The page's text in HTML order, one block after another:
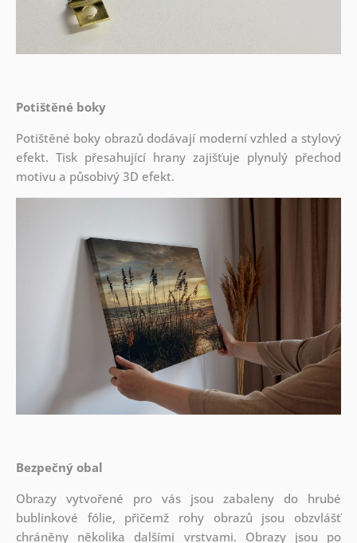
Potištěné boky
Potištěné boky obrazů dodávají moderní vzhled a stylový
efekt. Tisk přesahující hrany zajišťuje plynulý přechod
motivu a působivý 3D efekt.
Bezpečný obal
Obrazy vytvořené pro vás jsou zabaleny do hrubé
bublinkové fólie, přičemž rohy obrazů jsou obzvlášť
chráněny několika dalšími vrstvami. Obrazy jsou po